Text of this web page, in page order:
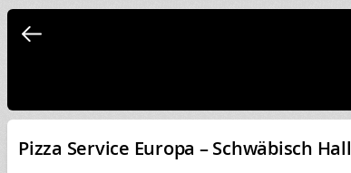
Pizza Service Europa – Schwäbisch Hall